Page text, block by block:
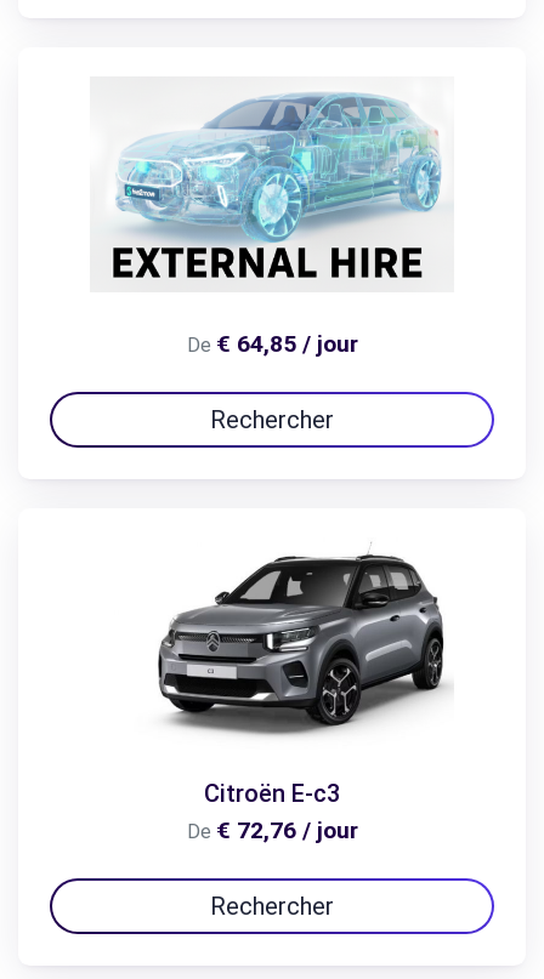
De € 64,85 / jour
Rechercher
Citroën E-c3
De € 72,76 / jour
Rechercher